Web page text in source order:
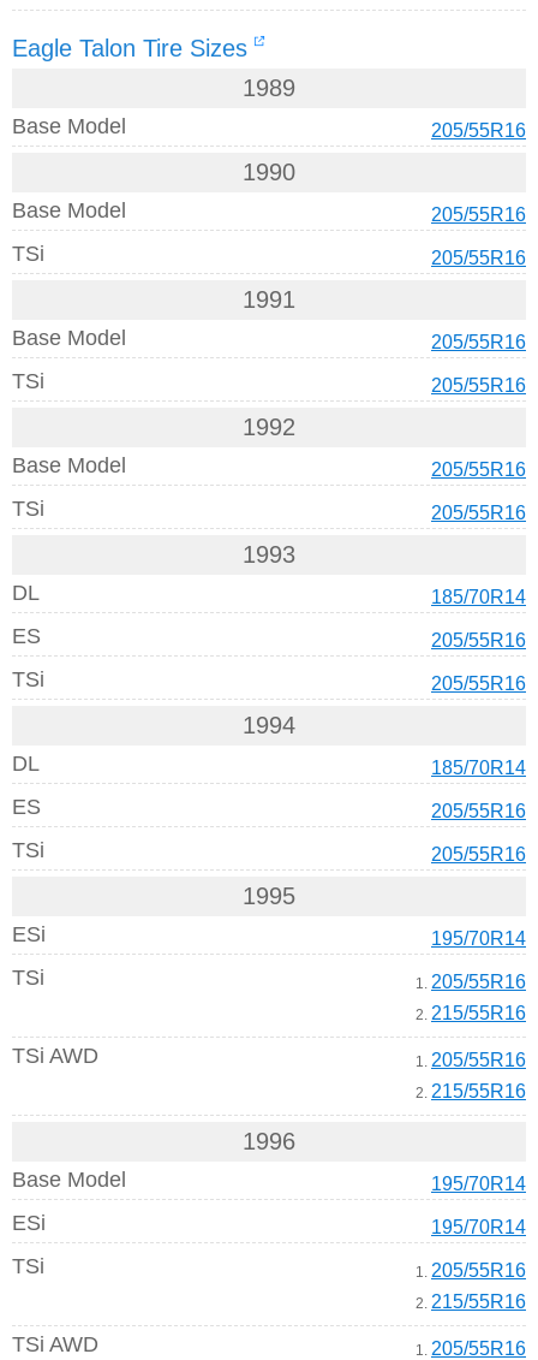
Eagle Talon Tire Sizes
1989
Base Model 205/55R16
1990
Base Model 205/55R16
TSi 205/55R16
1991
Base Model 205/55R16
TSi 205/55R16
1992
Base Model 205/55R16
TSi 205/55R16
1993
DL 185/70R14
ES 205/55R16
TSi 205/55R16
1994
DL 185/70R14
ES 205/55R16
TSi 205/55R16
1995
ESi 195/70R14
TSi 1. 205/55R16
2. 215/55R16
TSi AWD 1. 205/55R16
2. 215/55R16
1996
Base Model 195/70R14
ESi 195/70R14
TSi 1. 205/55R16
2. 215/55R16
TSi AWD 1. 205/55R16